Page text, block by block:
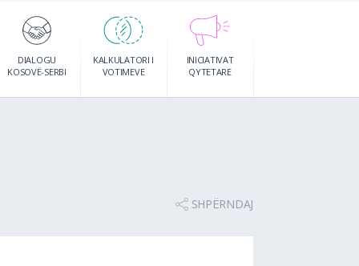
DIALOGU
KOSOVË-SERBI
KALKULATORI I
VOTIMEVE
INICIATIVAT
QYTETARE
SHPËRNDAJ